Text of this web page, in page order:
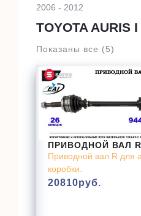
2006 - 2012
TOYOTA AURIS
Показаны все (5)
ПРИВОДНОЙ ВАЛ
Приводной вал R для
коробки.
20810руб.